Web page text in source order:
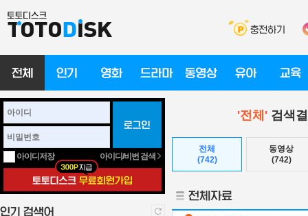
아이디저장 아이디/비번 검색
'전체' 검색
전체
(742)
동영상
(742)